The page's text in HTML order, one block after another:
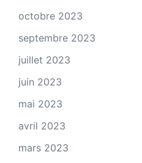
octobre 2023
septembre 2023
juillet 2023
juin 2023
mai 2023
avril 2023
mars 2023